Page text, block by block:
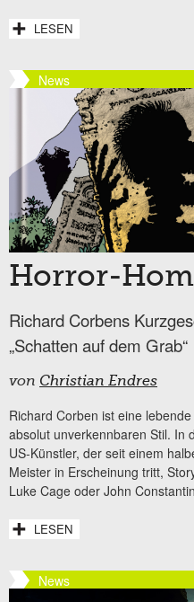
LESEN
News
Horror-
Richard Corbens
„Schatten auf dem Grab“
von Christian Endres
Richard Corben ist eine
absolut unverkennbaren Stil. In
US-Künstler, der seit einem
Meister in Erscheinung tritt,
Luke Cage oder John
LESEN
News